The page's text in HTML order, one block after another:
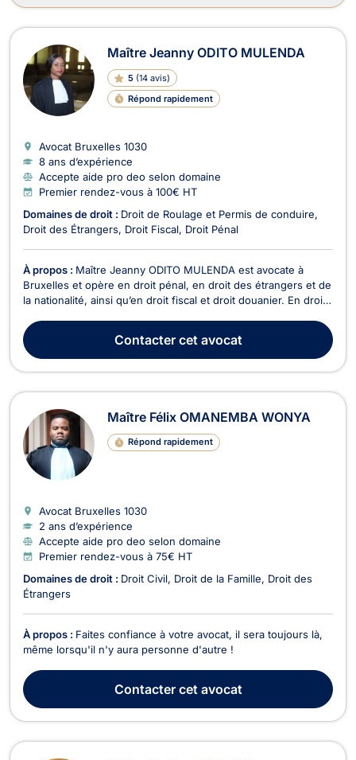
Maître Jeanny ODITO MULENDA
5 (14 avis)
Répond rapidement
Avocat Bruxelles 1030
8 ans d’expérience
Accepte aide pro deo selon domaine
Premier rendez-vous à 100€ HT
Domaines de droit : Droit de Roulage et Permis de conduire
Droit des Étrangers Droit Fiscal Droit Pénal
À propos : Maître Jeanny ODITO MULENDA est avocate à
Bruxelles et opère en droit pénal, en droit des étrangers et de
la nationalité, ainsi qu’en droit fiscal et droit douanier. En droit
constituer partie civile suite à une infraction pénale subie
(cambriolage, agression, escroquerie…...
Contactercet avocat
Maître Félix OMANEMBA WONYA
Répond rapidement
Avocat Bruxelles 1030
2 ans d’expérience
Accepte aide pro deo selon domaine
Premier rendez-vous à 75€ HT
Domaines de droit : Droit Civil Droit de la Famille
Droit des
Étrangers
À propos : Faites confiance à votre avocat, il sera toujours là,
même lorsqu'il n'y aura personne d'autre !
Contactercet avocat